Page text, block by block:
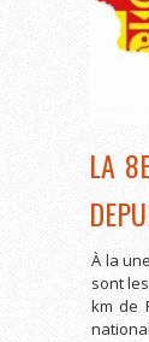
LA
À la
sont
km de